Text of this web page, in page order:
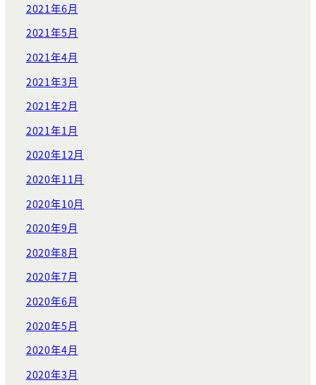
2021年6月
2021年5月
2021年4月
2021年3月
2021年2月
2021年1月
2020年12月
2020年11月
2020年10月
2020年9月
2020年8月
2020年7月
2020年6月
2020年5月
2020年4月
2020年3月